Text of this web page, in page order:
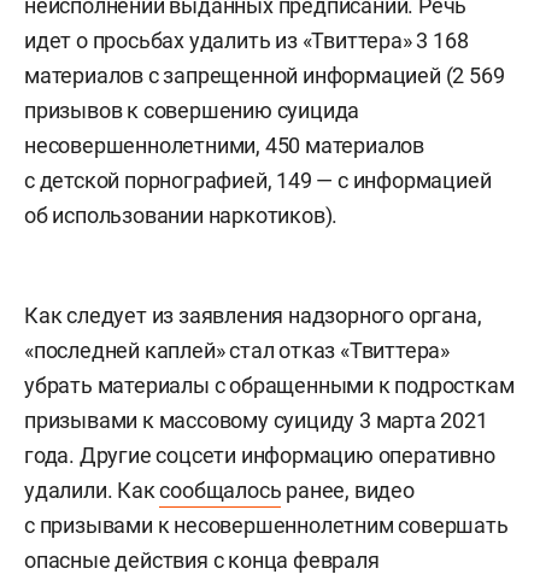
идет о просьбах удалить из «Твиттера» 3 168
материалов с запрещенной информацией (2 569
призывов к совершению суицида
несовершеннолетними, 450 материалов
с детской порнографией, 149 — с информацией
об использовании наркотиков).
Как следует из заявления надзорного органа,
«последней каплей» стал отказ «Твиттера»
убрать материалы с обращенными к подросткам
призывами к массовому суициду 3 марта 2021
года. Другие соцсети информацию оперативно
удалили. Каксообщалось ранее, видео
с призывами к несовершеннолетним совершать
опасные действия с конца февраля